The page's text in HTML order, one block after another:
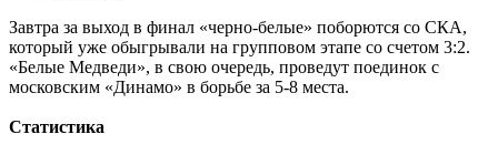
Завтра за выход в финал «черно-белые» поборются со СКА,
который уже обыгрывали на групповом этапе со счетом 3:2.
«Белые Медведи», в свою очередь, проведут поединок с
московским «Динамо» в борьбе за 5-8 места.
Статистика